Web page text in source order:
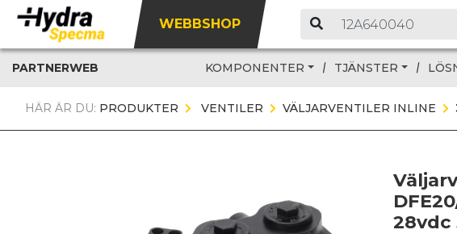
WEBBSHOP
PARTNERWEB KOMPONENTER TJÄNSTER
HÄR ÄR DU: PRODUKTER VENTILER VÄLJARVENTILER INLINE
28vdc